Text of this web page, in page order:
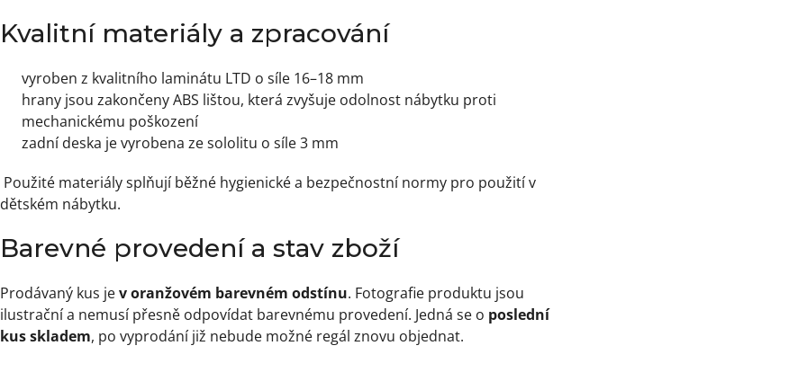
Kvalitní materiály a zpracování
vyroben z kvalitního laminátu LTD o síle 16–18 mm
hrany jsou zakončeny ABS lištou, která zvyšuje odolnost nábytku proti
mechanickému poškození
zadní deska je vyrobena ze sololitu o síle 3 mm
Použité materiály splňují běžné hygienické a bezpečnostní normy pro použití v
dětském nábytku.
Barevné provedení a stav zboží
Prodávaný kus jev oranžovém barevném odstínu. Fotografie produktu jsou
ilustrační a nemusí přesně odpovídat barevnému provedení. Jedná se o poslední
kus skladem, po vyprodání již nebude možné regál znovu objednat.